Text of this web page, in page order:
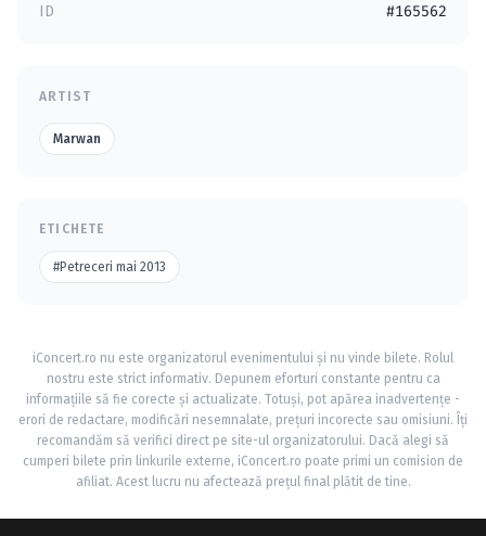
ID #165562
ARTIST
Marwan
ETICHETE
#Petreceri mai 2013
iConcert.ro nu este organizatorul evenimentului și nu vinde bilete. Rolul
nostru este strict informativ. Depunem eforturi constante pentru ca
informațiile să fie corecte și actualizate. Totuși, pot apărea inadvertențe -
erori de redactare, modificări nesemnalate, prețuri incorecte sau omisiuni. Îți
recomandăm să verifici direct pe site-ul organizatorului. Dacă alegi să
cumperi bilete prin linkurile externe, iConcert.ro poate primi un comision de
afiliat. Acest lucru nu afectează prețul final plătit de tine.